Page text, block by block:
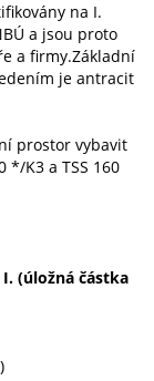
na I.
a jsou proto
a firmy.Základní
je antracit
prostor vybavit
*/K3 a TSS 160
I. (úložná částka